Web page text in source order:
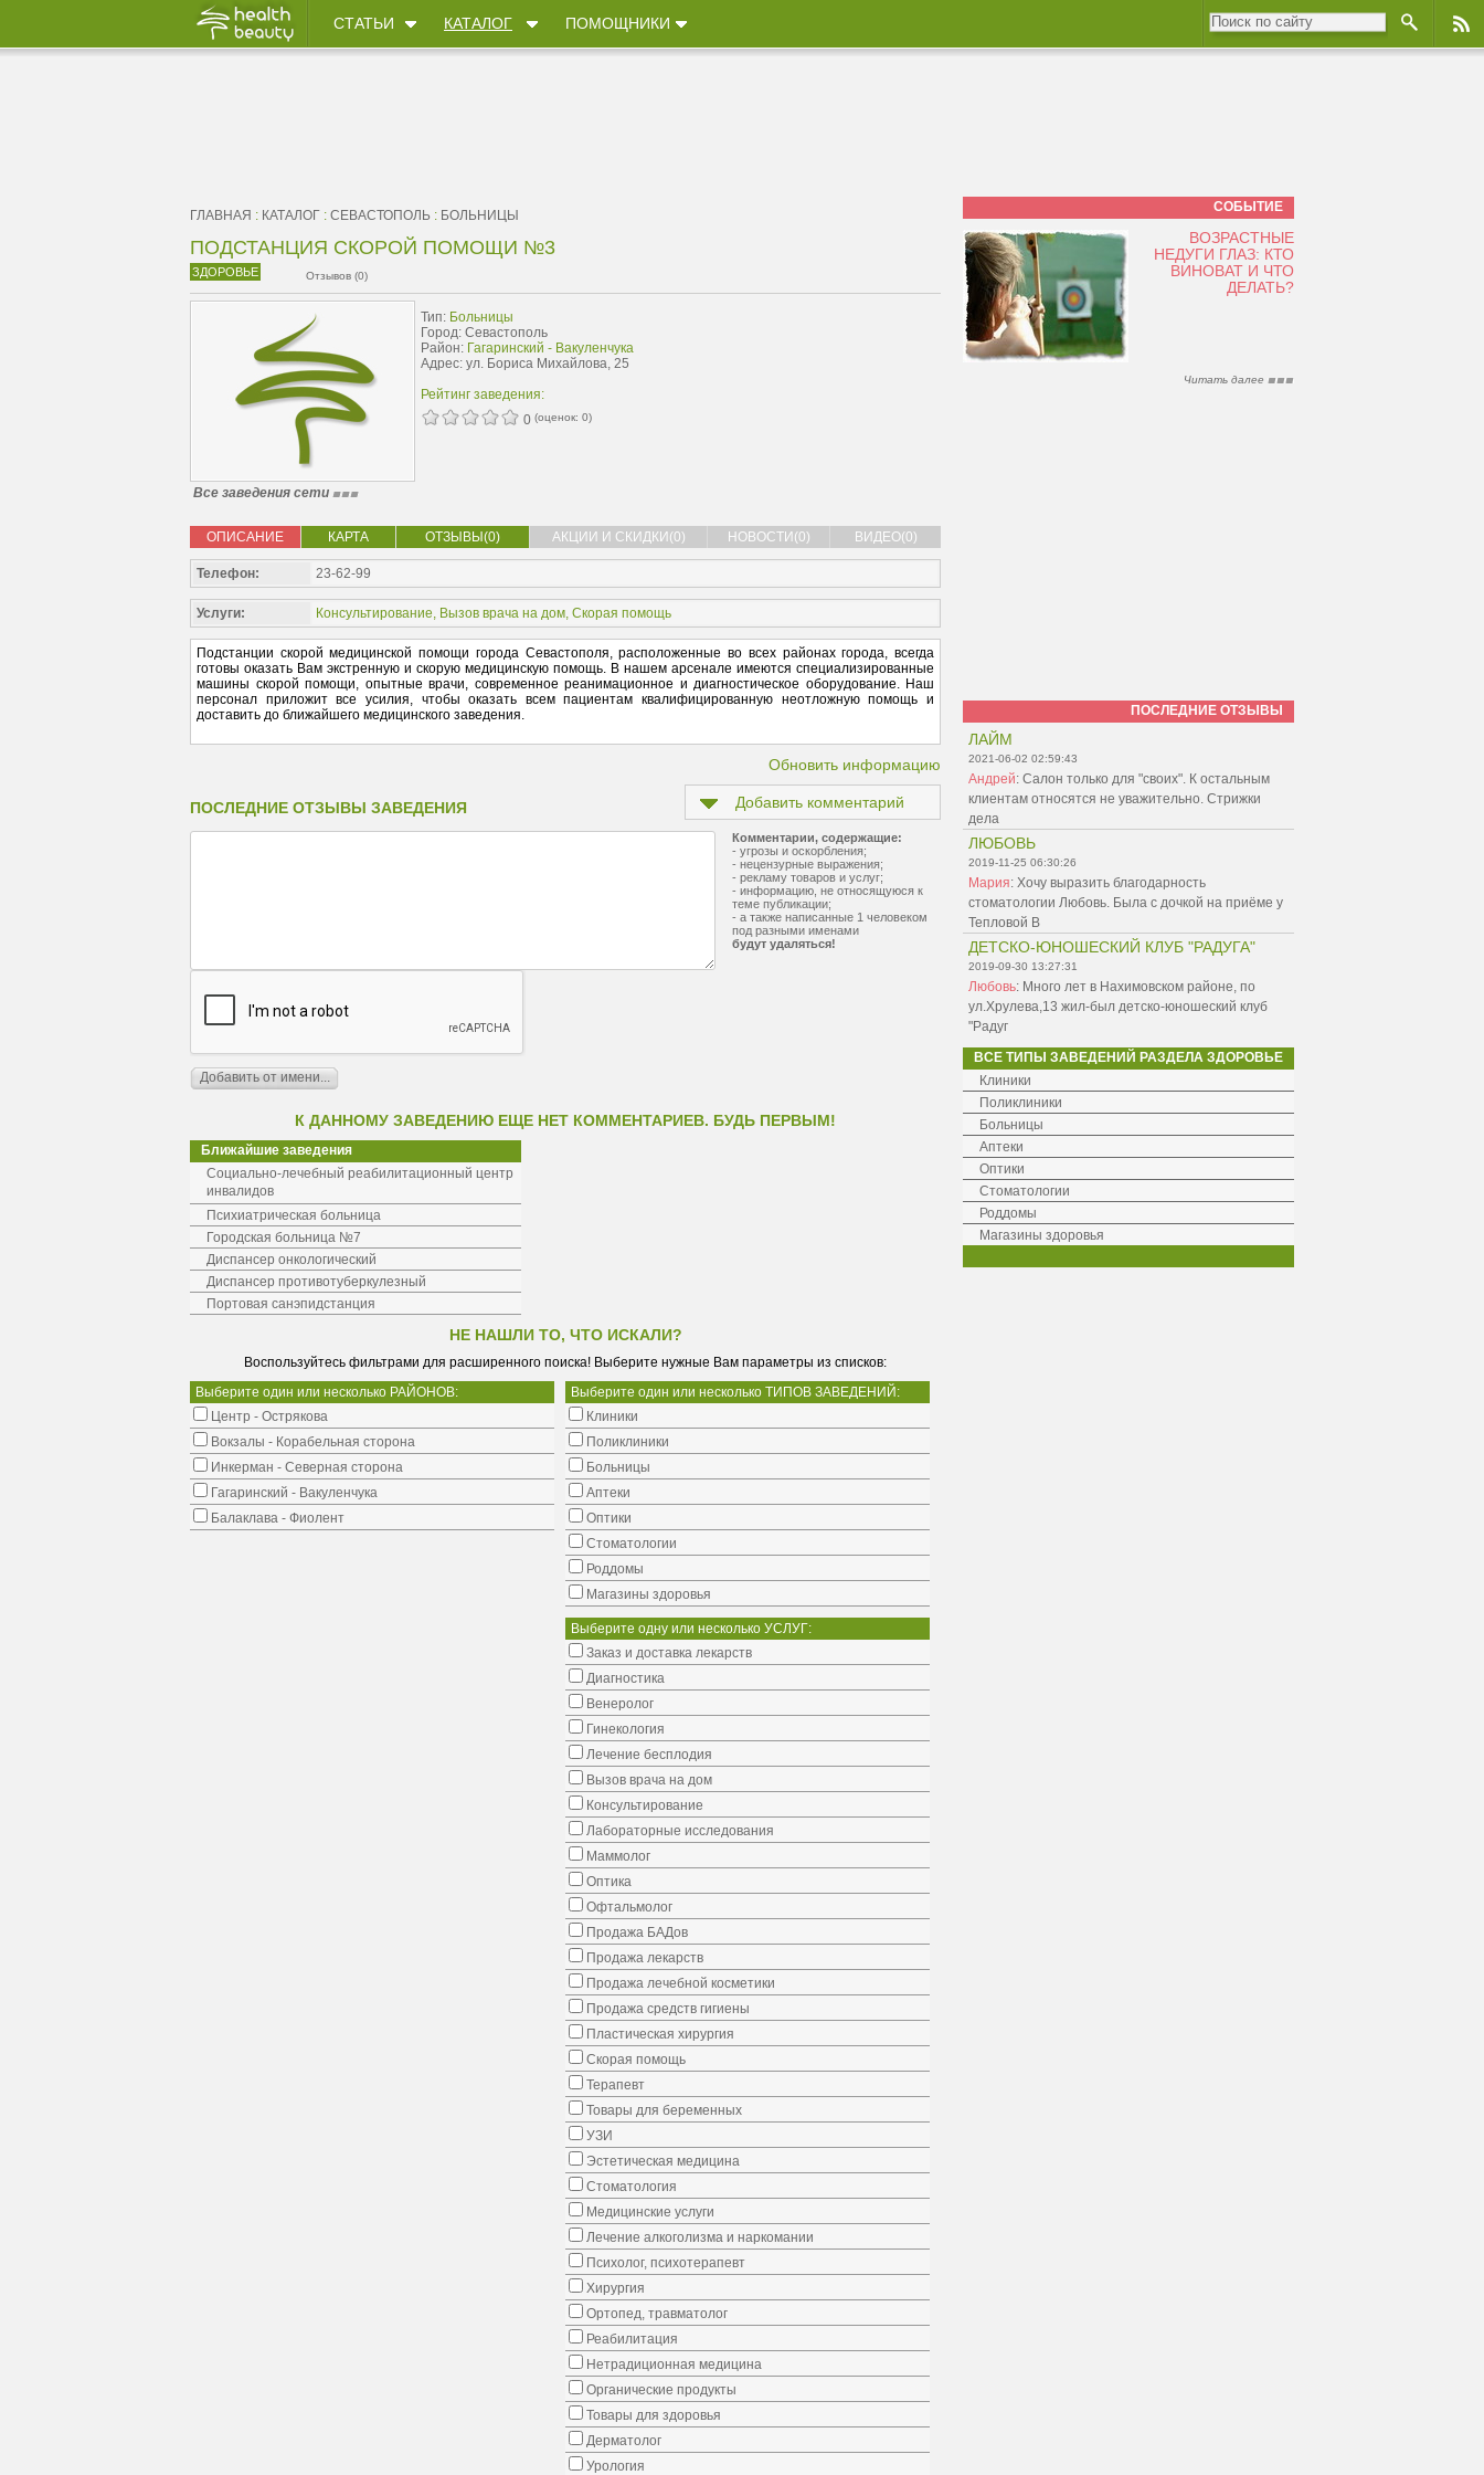
СТАТЬИ КАТАЛОГ ПОМОЩНИКИ
ГЛАВНАЯ : КАТАЛОГ : СЕВАСТОПОЛЬ : БОЛЬНИЦЫ
ПОДСТАНЦИЯ СКОРОЙ ПОМОЩИ №3
ЗДОРОВЬЕ Отзывов (0)
Тип: Больницы
Город: Севастополь
Район: Гагаринский - Вакуленчука
Адрес: ул. Бориса Михайлова, 25
Рейтинг заведения:
0 (оценок: 0)
Все заведения сети
ОПИСАНИЕ КАРТА ОТЗЫВЫ(0) АКЦИИ И СКИДКИ(0) НОВОСТИ(0) ВИДЕО(0)
Телефон: 23-62-99
Услуги: Консультирование, Вызов врача на дом, Скорая помощь
Подстанции скорой медицинской помощи города Севастополя, расположенные во всех районах города, всегда
готовы оказать Вам экстренную и скорую медицинскую помощь. В нашем арсенале имеются специализированные
машины скорой помощи, опытные врачи, современное реанимационное и диагностическое оборудование. Наш
персонал приложит все усилия, чтобы оказать всем пациентам квалифицированную неотложную помощь и
доставить до ближайшего медицинского заведения.
Обновить информацию
ПОСЛЕДНИЕ ОТЗЫВЫ ЗАВЕДЕНИЯ Добавить комментарий
Комментарии, содержащие:
- угрозы и оскорбления;
- нецензурные выражения;
- рекламу товаров и услуг;
- информацию, не относящуюся к
теме публикации;
- а также написанные 1 человеком
под разными именами
будут удаляться!
К ДАННОМУ ЗАВЕДЕНИЮ ЕЩЕ НЕТ КОММЕНТАРИЕВ. БУДЬ ПЕРВЫМ!
Ближайшие заведения
Социально-лечебный реабилитационный центр
инвалидов
Психиатрическая больница
Городская больница №7
Диспансер онкологический
Диспансер противотуберкулезный
Портовая санэпидстанция
НЕ НАШЛИ ТО, ЧТО ИСКАЛИ?
Воспользуйтесь фильтрами для расширенного поиска! Выберите нужные Вам параметры из списков:
Выберите один или несколько РАЙОНОВ:
Центр - Острякова
Вокзалы - Корабельная сторона
Инкерман - Северная сторона
Гагаринский - Вакуленчука
Балаклава - Фиолент
Выберите один или несколько ТИПОВ ЗАВЕДЕНИЙ:
Клиники
Поликлиники
Больницы
Аптеки
Оптики
Стоматологии
Роддомы
Магазины здоровья
Выберите одну или несколько УСЛУГ:
Заказ и доставка лекарств
Диагностика
Венеролог
Гинекология
Лечение бесплодия
Вызов врача на дом
Консультирование
Лабораторные исследования
Маммолог
Оптика
Офтальмолог
Продажа БАДов
Продажа лекарств
Продажа лечебной косметики
Продажа средств гигиены
Пластическая хирургия
Скорая помощь
Терапевт
Товары для беременных
УЗИ
Эстетическая медицина
Стоматология
Медицинские услуги
Лечение алкоголизма и наркомании
Психолог, психотерапевт
Хирургия
Ортопед, травматолог
Реабилитация
Нетрадиционная медицина
Органические продукты
Товары для здоровья
Дерматолог
Урология
СОБЫТИЕ
ВОЗРАСТНЫЕ
НЕДУГИ ГЛАЗ: КТО
ВИНОВАТ И ЧТО
ДЕЛАТЬ?
Читать далее
ПОСЛЕДНИЕ ОТЗЫВЫ
ЛАЙМ
2021-06-02 02:59:43
Андрей: Салон только для "своих". К остальным
клиентам относятся не уважительно. Стрижки
дела
ЛЮБОВЬ
2019-11-25 06:30:26
Мария: Хочу выразить благодарность
стоматологии Любовь. Была с дочкой на приёме у
Тепловой В
ДЕТСКО-ЮНОШЕСКИЙ КЛУБ "РАДУГА"
2019-09-30 13:27:31
Любовь: Много лет в Нахимовском районе, по
ул.Хрулева,13 жил-был детско-юношеский клуб
"Радуг
ВСЕ ТИПЫ ЗАВЕДЕНИЙ РАЗДЕЛА ЗДОРОВЬЕ
Клиники
Поликлиники
Больницы
Аптеки
Оптики
Стоматологии
Роддомы
Магазины здоровья